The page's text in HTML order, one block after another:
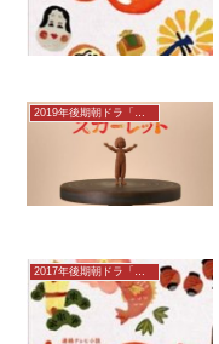
2019年後期朝ドラ「スカーレット」感想